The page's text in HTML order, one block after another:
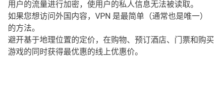
用户的流量进行加密，使用户的私人信息无法被读取。
如果您想访问外国内容，VPN 是最简单（通常也是唯一）
的方法。
避开基于地理位置的定价，在购物、预订酒店、门票和购买
游戏的同时获得最优惠的线上优惠价。